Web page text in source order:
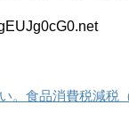
。食品消費税減税